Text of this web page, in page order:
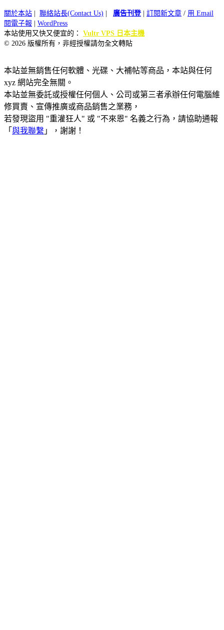
關於本站 聯絡站長(Contact Us) 廣告刊登| 訂閱新文章 / 用 Email
閱電子報
WordPress
本站使用又快又便宜的： Vultr VPS 日本主機
© 2026 版權所有，非經授權請勿全文轉貼
本站並無銷售任何軟體、光碟、大補帖等商品，本站與任何
xyz 網站完全無關。
本站並無委託或授權任何個人、公司或第三者承辦任何電腦維
修買賣、宣傳推廣或商品銷售之業務，
若發現盜用 "重灌狂人" 或 "不來恩" 名義之行為，請協助通報
「 與我聯繫 」，謝謝！